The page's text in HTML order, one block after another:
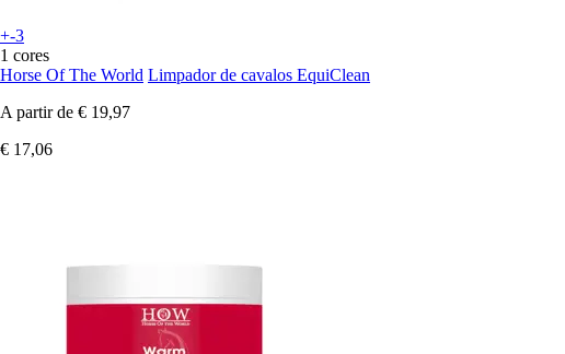
+-3
1 cores
Horse Of The World Limpador de cavalos EquiClean
A partir de € 19,97
€ 17,06